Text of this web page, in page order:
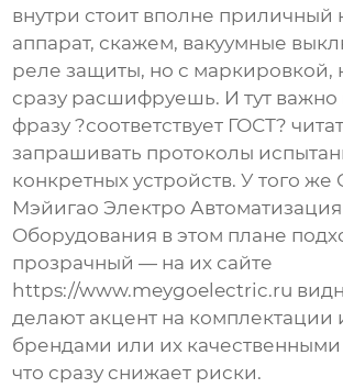
внутри стоит вполне приличный
аппарат, скажем, вакуумные
реле защиты, но с маркировкой,
сразу расшифруешь. И тут
фразу ?соответствует ГОСТ?
запрашивать протоколы
конкретных устройств. У того же
Мэйигао Электро Автоматизация
Оборудования в этом плане
прозрачный — на их сайте
https://www.meygoelectric.ru
делают акцент на комплектации
брендами или их качественными
что сразу снижает риски.